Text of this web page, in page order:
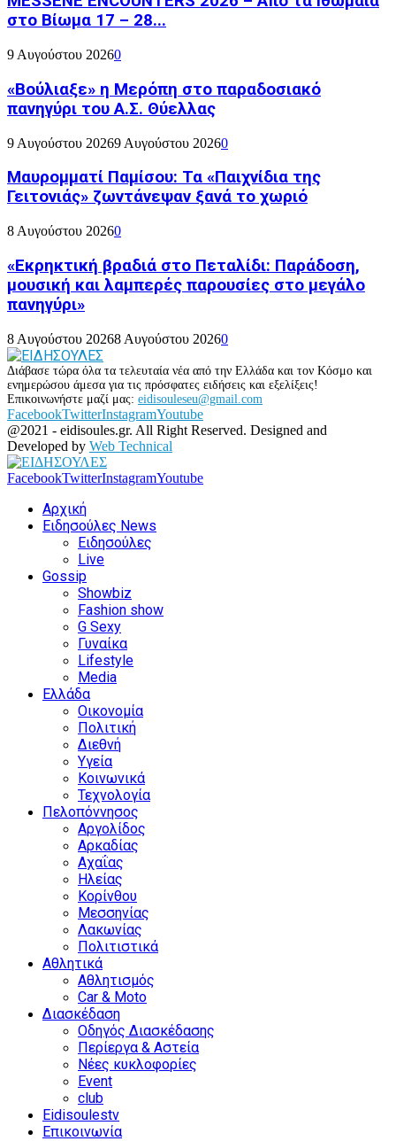
στο Βίωμα 17 – 28...
9 Αυγούστου 20260
«Βούλιαξε» η Μερόπη στο παραδοσιακό
πανηγύρι του Α.Σ. Θύελλας
9 Αυγούστου 20269 Αυγούστου 20260
Μαυρομματί Παμίσου: Τα «Παιχνίδια της
Γειτονιάς» ζωντάνεψαν ξανά το χωριό
8 Αυγούστου 20260
«Εκρηκτική βραδιά στο Πεταλίδι: Παράδοση,
μουσική και λαμπερές παρουσίες στο μεγάλο
πανηγύρι»
8 Αυγούστου 20268 Αυγούστου 20260
Διάβασε τώρα όλα τα τελευταία νέα από την Ελλάδα και τον Κόσμο και
ενημερώσου άμεσα για τις πρόσφατες ειδήσεις και εξελίξεις!
Επικοινωνήστε μαζί μας: eidisouleseu@gmail.com
FacebookTwitterInstagramYoutube
@2021 - eidisoules.gr. All Right Reserved. Designed and
Developed by Web Technical
FacebookTwitterInstagramYoutube
Αρχική
Ειδησούλες News
Ειδησούλες
Live
Gossip
Showbiz
Fashion show
G Sexy
Γυναίκα
Lifestyle
Media
Ελλάδα
Οικονομία
Πολιτική
Διεθνή
Υγεία
Κοινωνικά
Τεχνολογία
Πελοπόννησος
Αργολίδος
Αρκαδίας
Αχαΐας
Ηλείας
Κορίνθου
Μεσσηνίας
Λακωνίας
Πολιτιστικά
Αθλητικά
Αθλητισμός
Car & Moto
Διασκέδαση
Οδηγός Διασκέδασης
Περίεργα & Αστεία
Νέες κυκλοφορίες
Event
club
Eidisoulestv
Επικοινωνία